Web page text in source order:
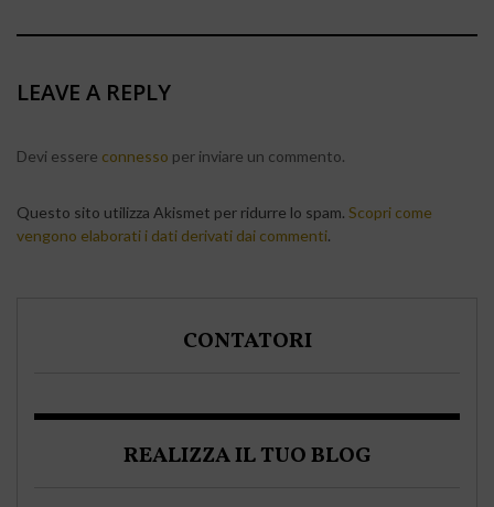
LEAVE A REPLY
Devi essere connesso per inviare un commento.
Questo sito utilizza Akismet per ridurre lo spam. Scopri come
vengono elaborati i dati derivati dai commenti.
CONTATORI
REALIZZA IL TUO BLOG